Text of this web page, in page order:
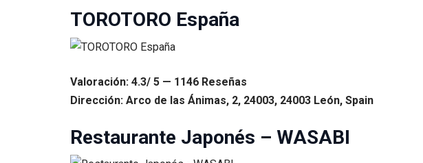
TOROTORO España
Valoración: 4.3/ 5 — 1146 Reseñas
Dirección: Arco de las Ánimas, 2, 24003, 24003 León, Spain
Restaurante Japonés – WASABI